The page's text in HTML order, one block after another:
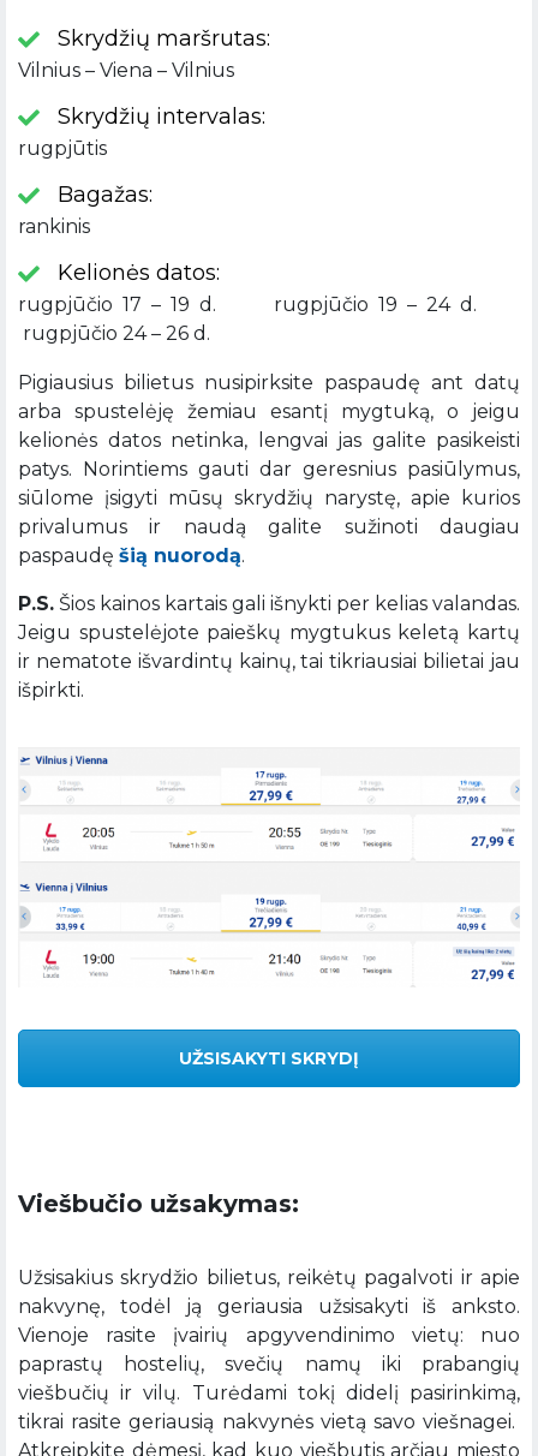
Skrydžių maršrutas:
Vilnius – Viena – Vilnius
Skrydžių intervalas:
rugpjūtis
Bagažas:
rankinis
Kelionės datos:
rugpjūčio 17 – 19 d. rugpjūčio 19 – 24 d.
rugpjūčio 24 – 26 d.
Pigiausius bilietus nusipirksite paspaudę ant datų
arba spustelėję žemiau esantį mygtuką, o jeigu
kelionės datos netinka, lengvai jas galite pasikeisti
patys. Norintiems gauti dar geresnius pasiūlymus,
siūlome įsigyti mūsų skrydžių narystę, apie kurios
privalumus ir naudą galite sužinoti daugiau
paspaudę šią nuorodą.
P.S. Šios kainos kartais gali išnykti per kelias valandas.
Jeigu spustelėjote paieškų mygtukus keletą kartų
ir nematote išvardintų kainų, tai tikriausiai bilietai jau
išpirkti.
UŽSISAKYTI SKRYDĮ
Viešbučio užsakymas:
Užsisakius skrydžio bilietus, reikėtų pagalvoti ir apie
nakvynę, todėl ją geriausia užsisakyti iš anksto.
Vienoje rasite įvairių apgyvendinimo vietų: nuo
paprastų hostelių, svečių namų iki prabangių
viešbučių ir vilų. Turėdami tokį didelį pasirinkimą,
tikrai rasite geriausią nakvynės vietą savo viešnagei.
Atkreipkite dėmesį, kad kuo viešbutis arčiau miesto